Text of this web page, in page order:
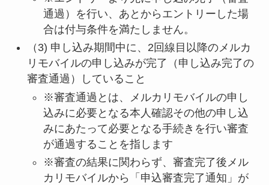
通過）を行い、あとからエントリーした場
合は付与条件を満たしません。
（3) 申し込み期間中に、2回線目以降のメルカ
リモバイルの申し込みが完了（申し込み完了の
審査通過）していること
※審査通過とは、メルカリモバイルの申し
込みに必要となる本人確認その他の申し込
みにあたって必要となる手続きを行い審査
が通過することを指します
※審査の結果に関わらず、審査完了後メル
カリモバイルから「申込審査完了通知」が